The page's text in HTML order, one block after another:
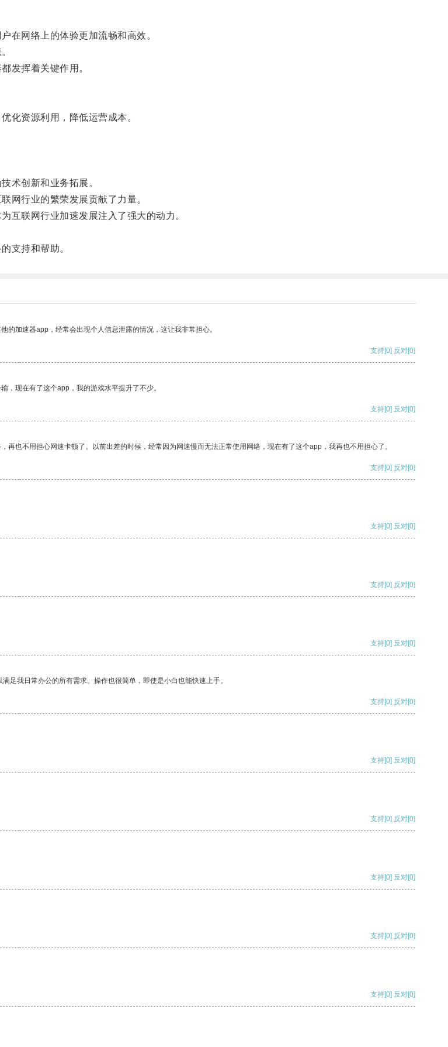
网络上的体验更加流畅和高效。
发挥着关键作用。
资源利用，降低运营成本。
术创新和业务拓展。
行业的繁荣发展贡献了力量。
联网行业加速发展注入了强大的动力。
支持和帮助。
加速器app，经常会出现个人信息泄露的情况，这让我非常担心。
支持[0] 反对[0]
，现在有了这个app，我的游戏水平提升了不少。
支持[0] 反对[0]
也不用担心网速卡顿了。以前出差的时候，经常因为网速慢而无法正常使用网络，现在有了这个app，我再也不用担心了。
支持[0] 反对[0]
支持[0] 反对[0]
支持[0] 反对[0]
支持[0] 反对[0]
足我日常办公的所有需求。操作也很简单，即使是小白也能快速上手。
支持[0] 反对[0]
支持[0] 反对[0]
支持[0] 反对[0]
支持[0] 反对[0]
支持[0] 反对[0]
支持[0] 反对[0]